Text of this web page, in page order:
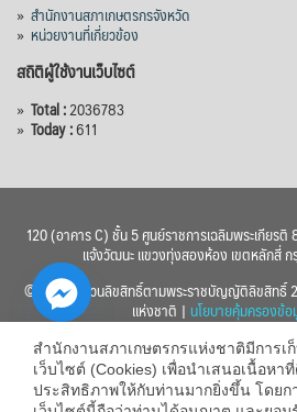
» สำนักงานสภาเกษตรกรจังหวัด
» หน่วยงานที่เกี่ยวข้อง
สถิติผู้ใช้งานเว็บไซต์
» Total :2036783
» Today :611
120 (อาคาร C) ชั้น 5 ศูนย์ราชการเฉลิมพระเกียร
แจ้งวัฒนะ แขวงทุ่งสองห้อง เขตหลักสี่
© 2560 สงวนลิขสิทธิ์ตามพระราชบัญญัติลิขสิทธิ์
แห่งชาติ | นโยบายคุ้มครองข้
สำนักงานสภาเกษตรกรแห่งชาติมีการเ
เว็บไซต์ (Cookies) เพื่อนำเสนอเนื้อหา
ประสิทธิภาพให้กับท่านมากยิ่งขึ้น โดยก